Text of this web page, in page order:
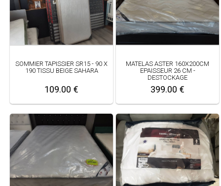
SOMMIER TAPISSIER SR15 - 90 X
190 TISSU BEIGE SAHARA
109.00 €
MATELAS ASTER 160X200CM
EPAISSEUR 26 CM -
DESTOCKAGE
399.00 €